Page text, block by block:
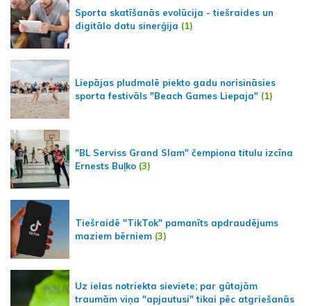
Sporta skatīšanās evolūcija - tiešraides un
digitālo datu sinerģija (1)
Liepājas pludmalē piekto gadu norisināsies
sporta festivāls "Beach Games Liepaja" (1)
"BL Serviss Grand Slam" čempiona titulu izcīna
Ernests Buļko (3)
Tiešraidē "TikTok" pamanīts apdraudējums
maziem bērniem (3)
Uz ielas notriekta sieviete; par gūtajām
traumām viņa "apjautusi" tikai pēc atgriešanās